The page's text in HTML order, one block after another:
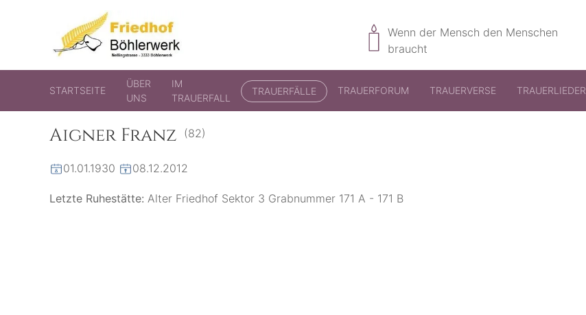
Friedhof Böhlerwerk
der virtuelle Friedhof von Böhlerwerk
Wenn der Mensch den Menschen
braucht
STARTSEITE
ÜBER
UNS
IM
TRAUERFALL
TRAUERFÄLLE TRAUERFORUM TRAUERVERSE TRAUERLIEDER
Aigner Franz (82)
01.01.1930 08.12.2012
Letzte Ruhestätte: Alter Friedhof Sektor 3 Grabnummer 171 A - 171 B